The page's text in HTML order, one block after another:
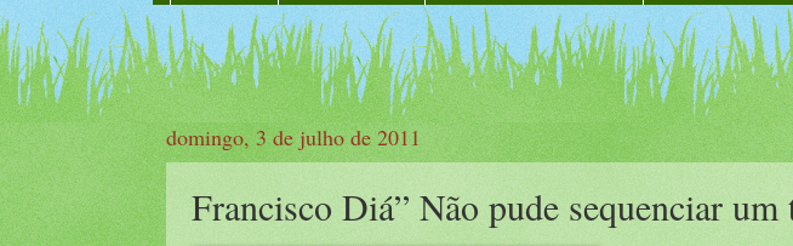
domingo, 3 de julho de 2011
Francisco Diá” Não pude sequenciar um